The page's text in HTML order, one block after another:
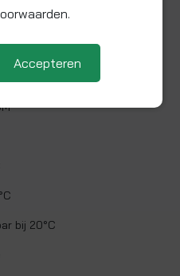
x 2,5 mm
(PPSU)
bij 20°C
Accepteren